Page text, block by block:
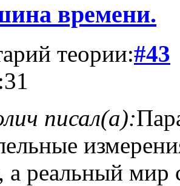
времени.
теории:#43
писал(а):
а реальный мир